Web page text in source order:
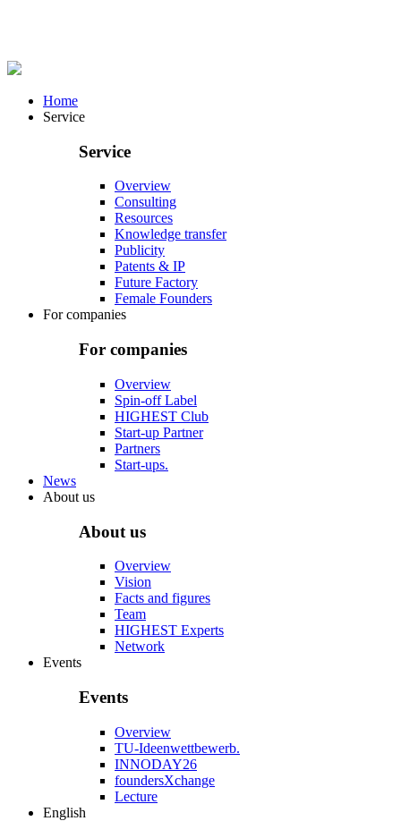
Home
Service
Service
Overview
Consulting
Resources
Knowledge transfer
Publicity
Patents & IP
Future Factory
Female Founders
For companies
For companies
Overview
Spin-off Label
HIGHEST Club
Start-up Partner
Partners
Start-ups.
News
About us
About us
Overview
Vision
Facts and figures
Team
HIGHEST Experts
Network
Events
Events
Overview
TU-Ideenwettbewerb.
INNODAY26
foundersXchange
Lecture
English